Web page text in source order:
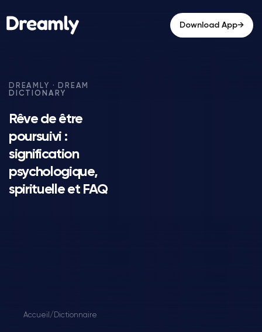
Download App→
Rêve de être
poursuivi :
signification
psychologique,
spirituelle et FAQ
Accueil / Dictionnaire